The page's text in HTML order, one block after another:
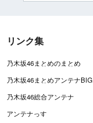
リンク集
乃木坂46まとめのまとめ
乃木坂46まとめアンテナBIG
乃木坂46総合アンテナ
アンテナっす